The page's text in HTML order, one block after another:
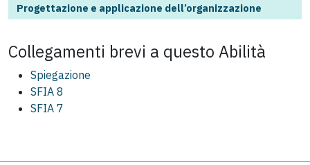
Progettazione e applicazione dell’organizzazione
Collegamenti brevi a questo Abilità
Spiegazione
SFIA 8
SFIA 7